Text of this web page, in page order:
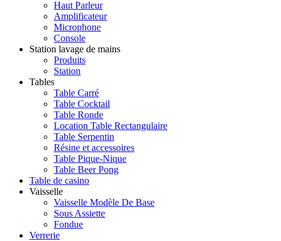
Haut Parleur
Amplificateur
Microphone
Console
Station lavage de mains
Produits
Station
Tables
Table Carré
Table Cocktail
Table Ronde
Location Table Rectangulaire
Table Serpentin
Résine et accessoires
Table Pique-Nique
Table Beer Pong
Table de casino
Vaisselle
Vaisselle Modèle De Base
Sous Assiette
Fondue
Verrerie